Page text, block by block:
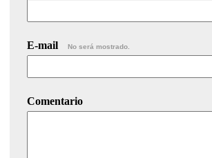
E-mail No será mostrado.
Comentario